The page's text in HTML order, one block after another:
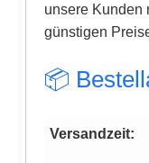
unsere Kunden
günstigen
📦
Versandzeit: